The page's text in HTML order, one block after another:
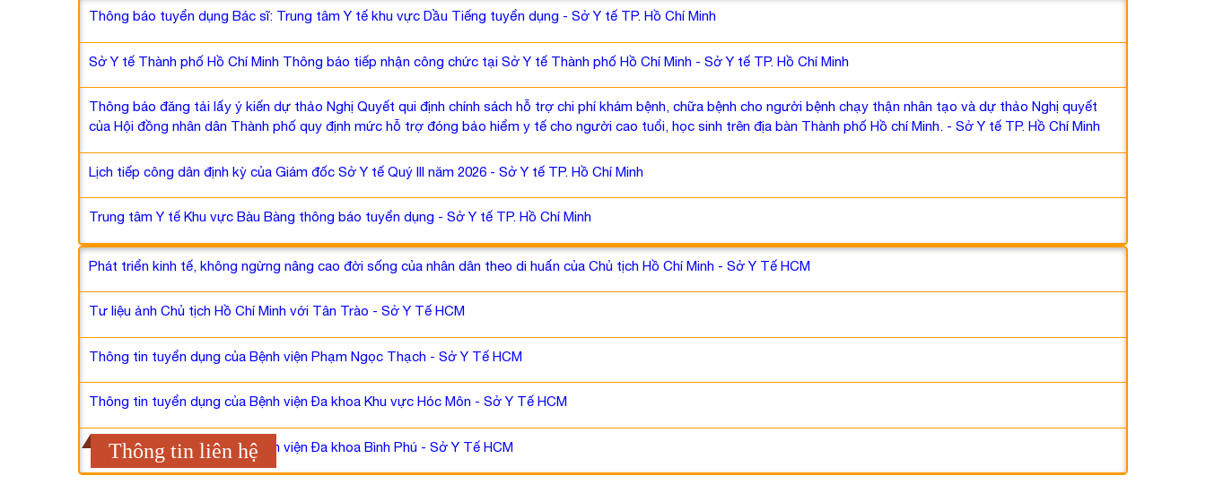
Thông báo tuyển dụng Bác sĩ: Trung tâm Y tế khu vực Dầu Tiếng tuyển dụng - Sở Y tế TP. Hồ Chí Minh
Sở Y tế Thành phố Hồ Chí Minh Thông báo tiếp nhận công chức tại Sở Y tế Thành phố Hồ Chí Minh - Sở Y tế TP. Hồ Chí Minh
Thông báo đăng tải lấy ý kiến dự thảo Nghị Quyết qui định chính sách hỗ trợ chi phí khám bệnh, chữa bệnh cho người bệnh chạy thận nhân tạo và dự thảo Nghị quyết
của Hội đồng nhân dân Thành phố quy định mức hỗ trợ đóng bảo hiểm y tế cho người cao tuổi, học sinh trên địa bàn Thành phố Hồ chí Minh. - Sở Y tế TP. Hồ Chí Minh
Lịch tiếp công dân định kỳ của Giám đốc Sở Y tế Quý III năm 2026 - Sở Y tế TP. Hồ Chí Minh
Trung tâm Y tế Khu vực Bàu Bàng thông báo tuyển dụng - Sở Y tế TP. Hồ Chí Minh
Phát triển kinh tế, không ngừng nâng cao đời sống của nhân dân theo di huấn của Chủ tịch Hồ Chí Minh - Sở Y Tế HCM
Tư liệu ảnh Chủ tịch Hồ Chí Minh với Tân Trào - Sở Y Tế HCM
Thông tin tuyển dụng của Bệnh viện Phạm Ngọc Thạch - Sở Y Tế HCM
Thông tin tuyển dụng của Bệnh viện Đa khoa Khu vực Hóc Môn - Sở Y Tế HCM
Thông tin tuyển dụng của Bệnh viện Đa khoa Bình Phú - Sở Y Tế HCM
Thông tin liên hệ